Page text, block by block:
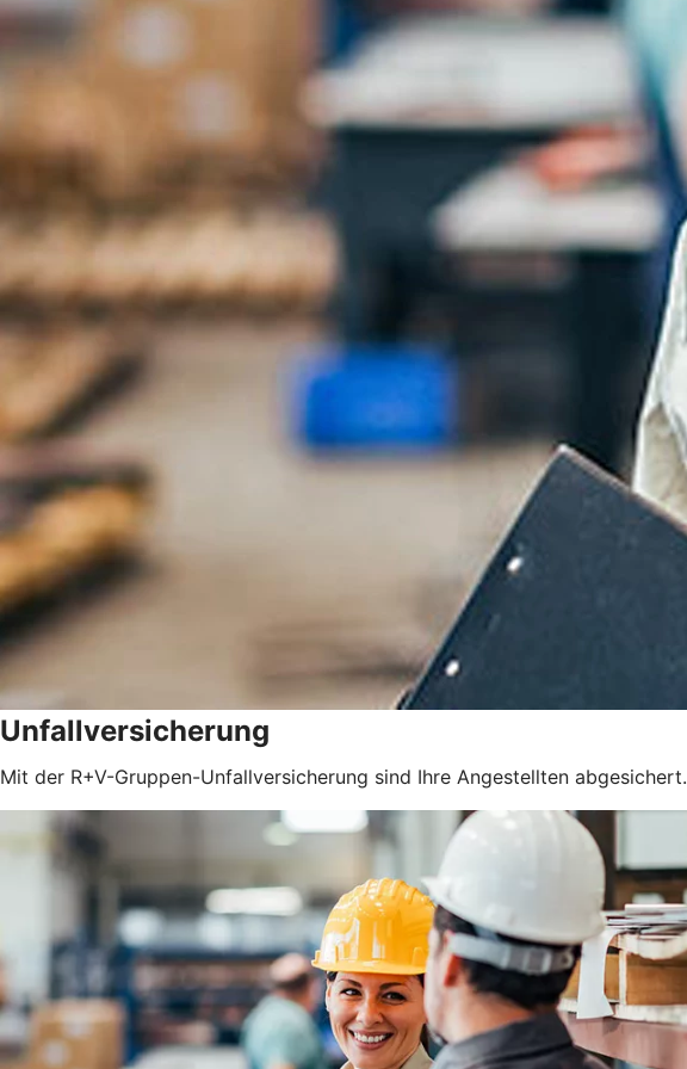
Unfallversicherung
Mit der R+V-Gruppen-Unfallversicherung sind Ihre Angestellten abgesichert.